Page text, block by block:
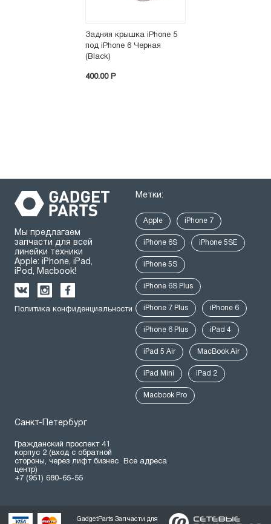
Задняя крышка iPhone 5
под iPhone 6 Черная
(Black)
400.00 P
Мы предлагаем
запчасти для всей
линейки техники
Apple: iPhone, iPad,
iPod, Macbook!
Политика конфиденциальности
Метки:
Apple iPhone 7
iPhone 6S iPhone 5SE
iPhone 5S
iPhone 6S Plus
iPhone 7 Plus iPhone 6
iPhone 6 Plus iPad 4
iPad 5 Air MacBook Air
iPad Mini iPad 2
Macbook Pro
Санкт-Петербург
Гражданский проспект 41
корпус 2 (вход с обратной
стороны, через лифт бизнес
центр)
+7 (951) 680-65-55
Все адреса
GadgetParts Запчасти для